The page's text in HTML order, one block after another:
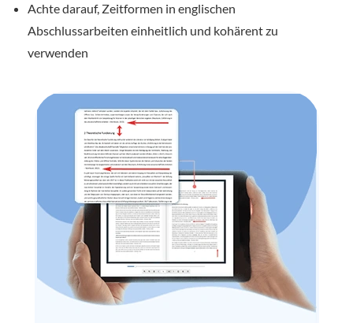
Achte darauf, Zeitformen in englischen
Abschlussarbeiten einheitlich und kohärent zu
verwenden